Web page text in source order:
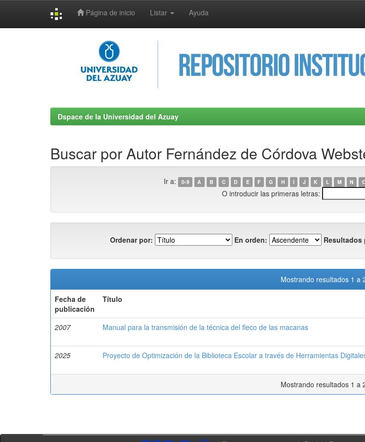
Página de inicio Listar Ayuda
Dspace de la Universidad del Azuay
Buscar por Autor Fernández de Córdova
Ir a: 0-9 A B C D E F G H I J K L M N
O introducir las primeras letras:
Ordenar por: En orden: Resultados
Mostrando resultados 1 a
Fecha de
publicación
Título
2007 Manual para la transmisión de la técnica del fleco de las macanas
2025
Proyecto de Optimización de la Biblioteca Escolar a través de Herramientas
Mostrando resultados 1 a